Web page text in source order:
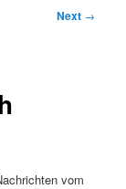
Next →
vom